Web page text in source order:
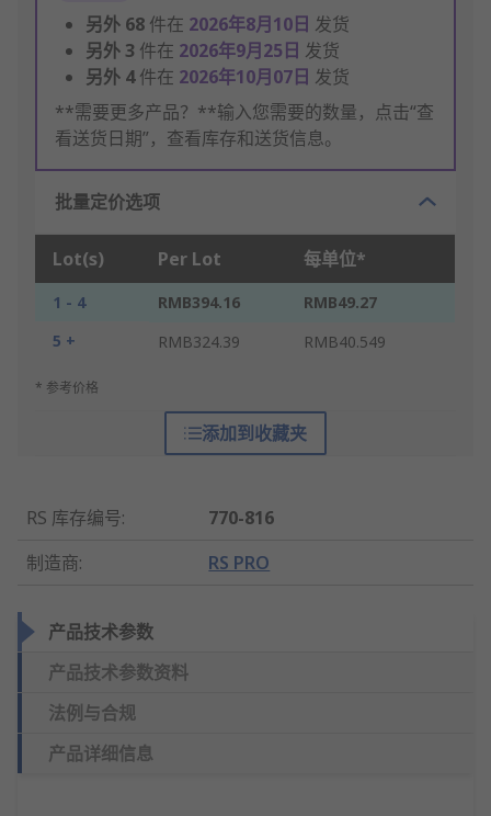
另外 68 件在 2026年8月10日 发货
另外3 件在 2026年9月25日 发货
另外 4件在 2026年10月07日 发货
**需要更多产品？**输入您需要的数量，点击“查
看送货日期”，查看库存和送货信息。
批量定价选项
Lot(s) Per Lot 每单位*
1 - 4 RMB394.16
RMB49.27
5 +
RMB324.39 RMB40.549
* 参考价格
添加到收藏夹
RS 库存编号:
770-816
制造商: RS PRO
产品技术参数
产品技术参数资料
法例与合规
产品详细信息